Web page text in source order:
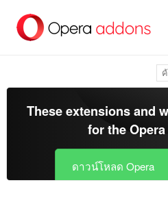
These extensions and
for the
ดาวน์โหลด Opera